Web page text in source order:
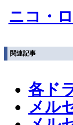
ニコ・
関連記事
各ド
メル